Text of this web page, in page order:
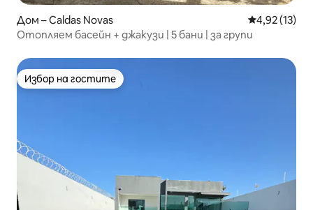
Дом – Caldas Novas Средна
4,92 (13)
Отопляем басейн + джакузи | 5 бани | за групи
Избор на гостите
Избор на гостите